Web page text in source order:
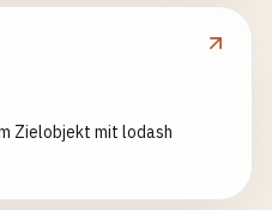
Zielobjekt mit lodash